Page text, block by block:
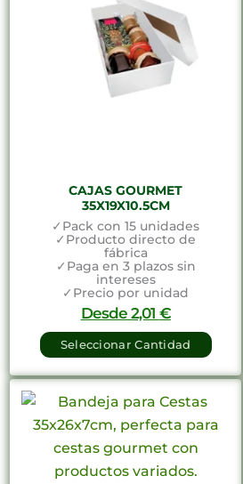
CAJAS GOURMET
35X19X10.5CM
✓Pack con 15 unidades
✓Producto directo de
fábrica
✓Paga en 3 plazos sin
intereses
✓Precio por unidad
Desde2,01 €
Seleccionar Cantidad